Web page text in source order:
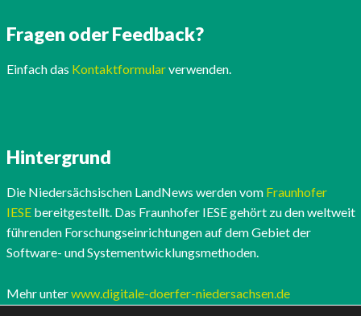
Fragen oder Feedback?
Einfach das Kontaktformularverwenden.
Hintergrund
Die Niedersächsischen LandNews werden vom Fraunhofer
IESEbereitgestellt. Das Fraunhofer IESE gehört zu den weltweit
führenden Forschungseinrichtungen auf dem Gebiet der
Software- und Systementwicklungsmethoden.
Mehr unterwww.digitale-doerfer-niedersachsen.de